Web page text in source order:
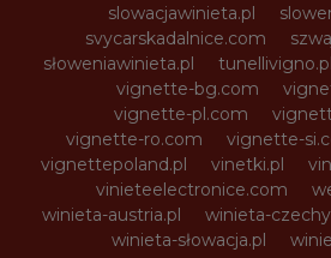
slowacjawinieta.pl
svycarskadalnice.com
słoweniawinieta.pl
tunellivigno.pl
vignette-bg.com
vignette-pl.com
vignette-ro.com
vignette-
vignettepoland.pl
vinetki.pl
vinieteelectronice.com
winieta-austria.pl
winieta-
winieta-słowacja.pl